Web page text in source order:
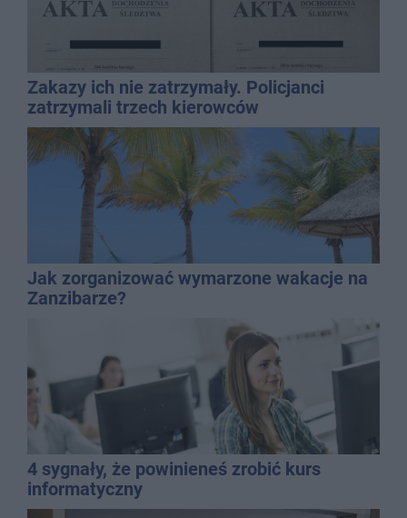
Zakazy ich nie zatrzymały. Policjanci
zatrzymali trzech kierowców
Jak zorganizować wymarzone wakacje na
Zanzibarze?
4 sygnały, że powinieneś zrobić kurs
informatyczny